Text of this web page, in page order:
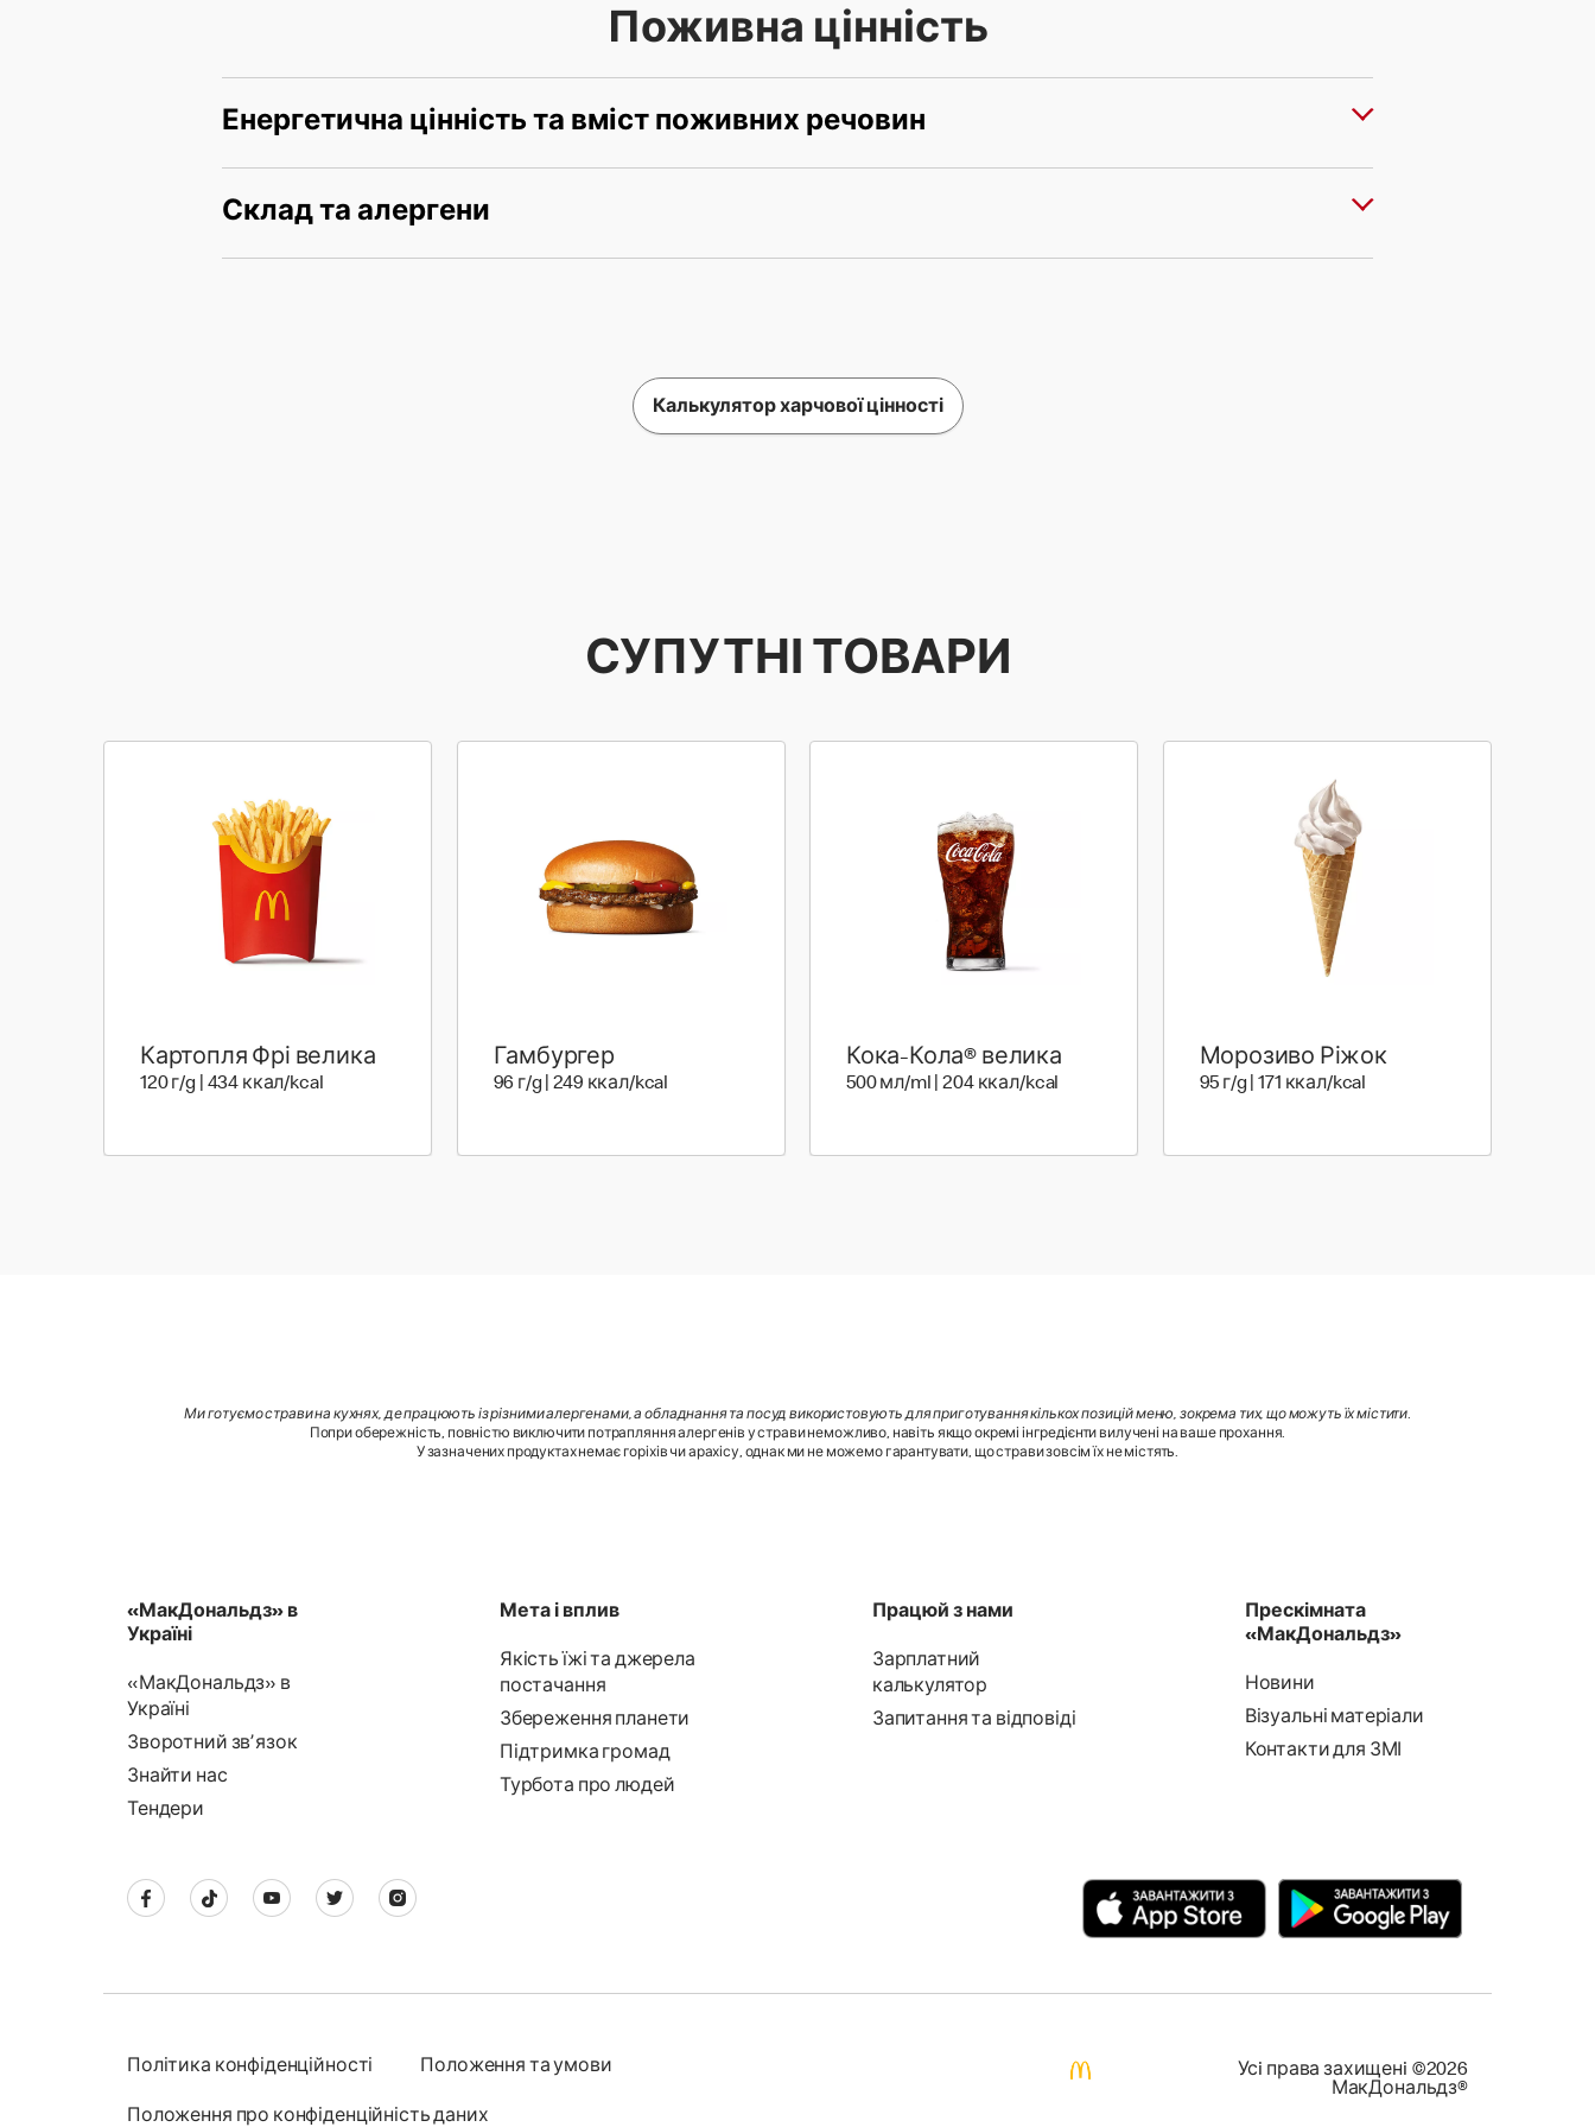
Поживна цінність
Енергетична цінність та вміст поживних речовин
Склад та алергени
Калькулятор харчової цінності
СУПУТНІ ТОВАРИ
Картопля Фрі велика
120 г/g | 434 ккал/kcal
Гамбургер
96 г/g | 249 ккал/kcal
Кока-Кола® велика
500 мл/ml | 204 ккал/kcal 500 мл | 204 ккал
Морозиво Ріжок
95 г/g | 171 ккал/kcal
Ми готуємо страви на кухнях, де працюють із різними алергенами, а обладнання та посуд використовують для приготування кількох позицій меню, зокрема тих, що можуть їх містити.
Попри обережність, повністю виключити потрапляння алергенів у страви неможливо, навіть якщо окремі інгредієнти вилучені на ваше прохання.
У зазначених продуктах немає горіхів чи арахісу, однак ми не можемо гарантувати, що страви зовсім їх не містять.
«МакДональдз» в
Україні
«МакДональдз» в
Україні
Зворотний звʼязок
Знайти нас
Тендери
Мета і вплив
Якість їжі та джерела
постачання
Збереження планети
Підтримка громад
Турбота про людей
Працюй з нами
Зарплатний
калькулятор
Запитання та відповіді
Прескімната
«МакДональдз»
Новини
Візуальні матеріали
Контакти для ЗМІ
Політика конфіденційності Положення та умови
Положення про конфіденційність даних
Усi права захищенi ©2026
МакДональдз®